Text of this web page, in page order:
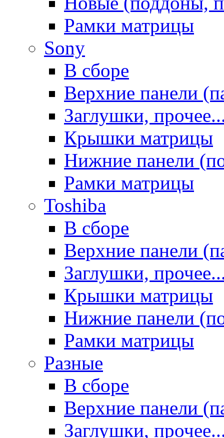
Рамки матрицы
Sony
В сборе
Верхние панели
Заглушки,
Крышки матрицы
Нижние панели
Рамки матрицы
Toshiba
В сборе
Верхние панели
Заглушки,
Крышки матрицы
Нижние панели
Рамки матрицы
Разные
В сборе
Верхние панели
Заглушки,